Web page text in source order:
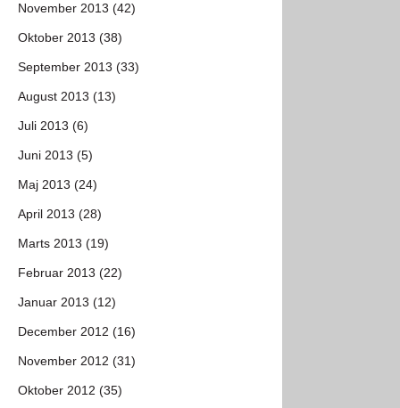
November 2013 (42)
Oktober 2013 (38)
September 2013 (33)
August 2013 (13)
Juli 2013 (6)
Juni 2013 (5)
Maj 2013 (24)
April 2013 (28)
Marts 2013 (19)
Februar 2013 (22)
Januar 2013 (12)
December 2012 (16)
November 2012 (31)
Oktober 2012 (35)